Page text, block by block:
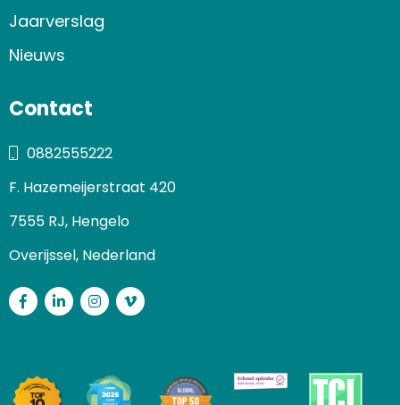
Jaarverslag
Nieuws
Contact
0882555222
F. Hazemeijerstraat 420
7555 RJ, Hengelo
Overijssel, Nederland
Facebook
LinkedInInstagram
Vimeo